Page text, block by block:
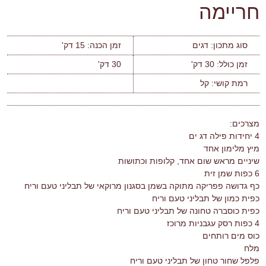
חריימה
סוג מתכון: דגים זמן הכנה: 15 דק'
זמן כולל: 30 דק'
30 דק'
רמת קושי: קל
מצרכים:
4 יחידות פילה דג ים
מיץ מלימון אחד
שיניים מראש שום אחד, קלופות וכתושות
6 כפות שמן זית
כף גדושה פפריקה מתוקה בשמן בסגנון מרוקאי של תבליני טעם וריח
כפית כמון של תבליני טעם וריח
כפית כוסברה טחונה של תבליני טעם וריח
4 כפות רסק עגבניות מרוכז
כוס מים רותחים
מלח
פלפל שחור טחון של תבליני טעם וריח